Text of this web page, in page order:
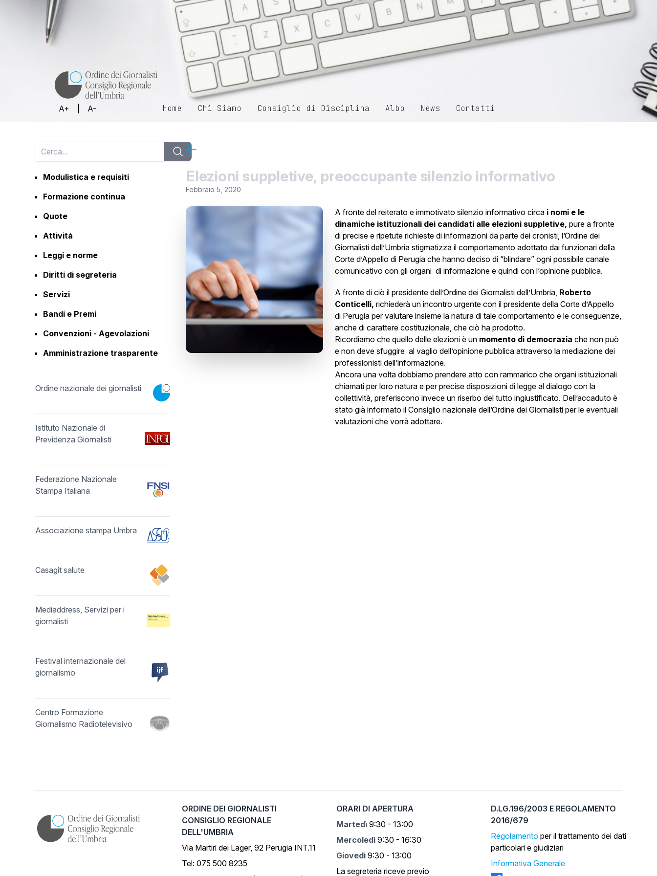
A+ A- Home Chi Siamo Consiglio di Disciplina Albo News Contatti
Modulistica e requisiti
Formazione continua
Quote
Attività
Leggi e norme
Diritti di segreteria
Servizi
Bandi e Premi
Convenzioni - Agevolazioni
Amministrazione trasparente
Ordine nazionale dei giornalisti
Istituto Nazionale di
Previdenza Giornalisti
Federazione Nazionale
Stampa Italiana
Associazione stampa Umbra
Casagit salute
Mediaddress, Servizi per i
giornalisti
Festival internazionale del
giornalismo
Centro Formazione
Giornalismo Radiotelevisivo
Elezioni suppletive, preoccupante silenzio informativo
Febbraio 5, 2020
A fronte del reiterato e immotivato silenzio informativo circa i nomi e le
dinamiche istituzionali dei candidati alle elezioni suppletive, pure a fronte
di precise e ripetute richieste di informazioni da parte dei cronisti, l’Ordine dei
Giornalisti dell’Umbria stigmatizza il comportamento adottato dai funzionari della
Corte d’Appello di Perugia che hanno deciso di “blindare” ogni possibile canale
comunicativo con gli organi di informazione e quindi con l’opinione pubblica.
A fronte di ciò il presidente dell’Ordine dei Giornalisti dell’Umbria, Roberto
Conticelli, richiederà un incontro urgente con il presidente della Corte d’Appello
di Perugia per valutare insieme la natura di tale comportamento e le conseguenze,
anche di carattere costituzionale, che ciò ha prodotto.
Ricordiamo che quello delle elezioni è un momento di democrazia che non può
e non deve sfuggire al vaglio dell’opinione pubblica attraverso la mediazione dei
professionisti dell’informazione.
Ancora una volta dobbiamo prendere atto con rammarico che organi istituzionali
chiamati per loro natura e per precise disposizioni di legge al dialogo con la
collettività, preferiscono invece un riserbo del tutto ingiustificato. Dell’accaduto è
stato già informato il Consiglio nazionale dell’Ordine dei Giornalisti per le eventuali
valutazioni che vorrà adottare.
ORDINE DEI GIORNALISTI
CONSIGLIO REGIONALE
DELL'UMBRIA
Via Martiri dei Lager, 92 Perugia INT.11
Tel: 075 500 8235
ORARI DI APERTURA
Martedì 9:30 - 13:00
Mercoledì 9:30 - 16:30
Giovedì 9:30 - 13:00
La segreteria riceve previo
D.LG.196/2003 E REGOLAMENTO
2016/679
Regolamento per il trattamento dei dati
particolari e giudiziari
Informativa Generale